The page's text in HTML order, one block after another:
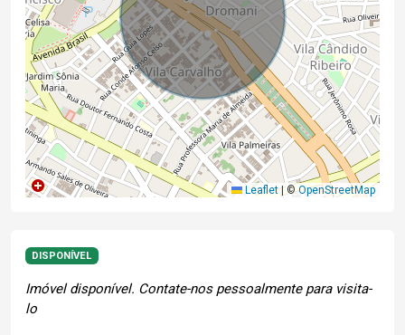
Leaflet |©OpenStreetMap
DISPONÍVEL
Imóvel disponível. Contate-nos pessoalmente para visita-
lo